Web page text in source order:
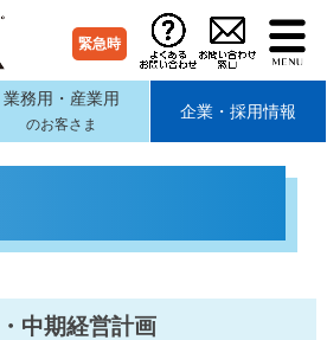
緊急時
業務用・産業用
のお客さま
企業・採用情報
中期経営計画